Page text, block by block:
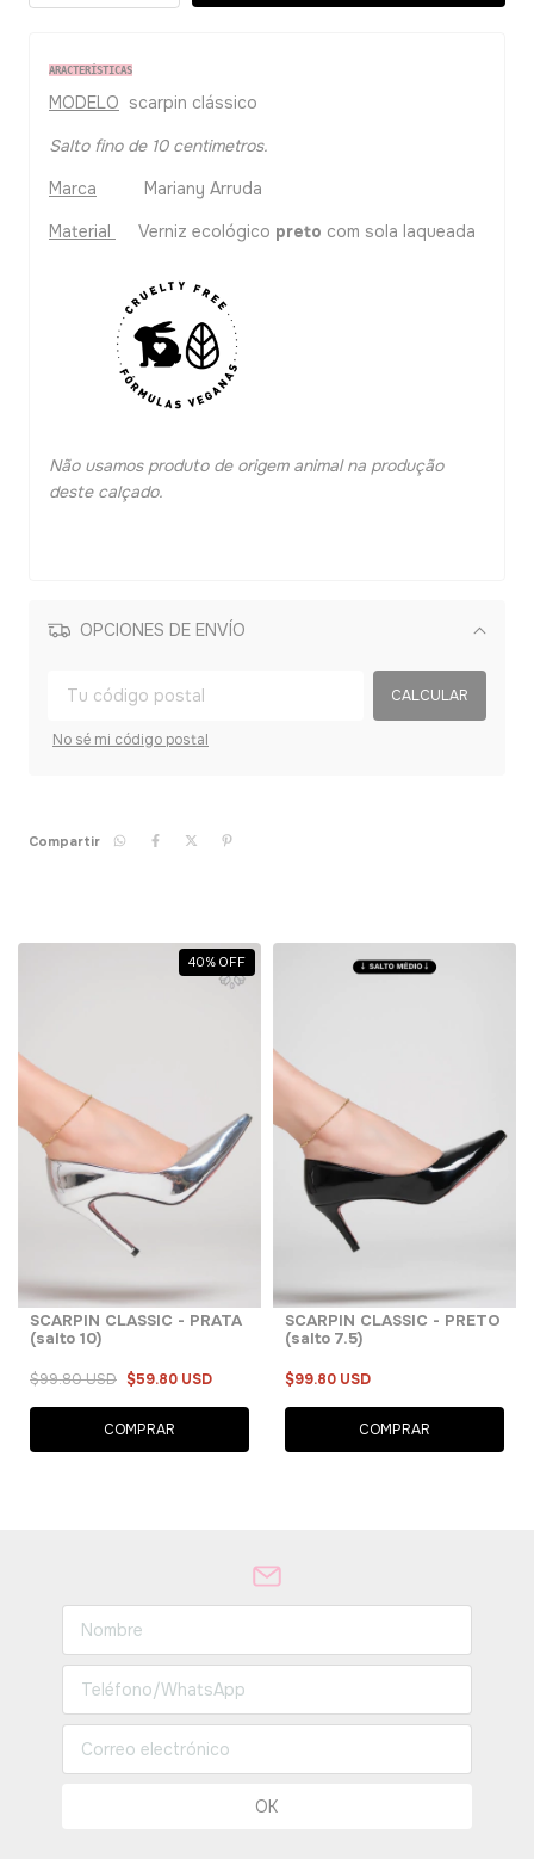
ARACTERÍSTICAS
MODELO scarpin clássico
Salto fino de 10 centimetros.
Marca Mariany Arruda
Material
Verniz ecológico preto com sola laqueada
Não usamos produto de origem animal na produção
deste calçado.
OPCIONES DE ENVÍO
Cambiar CP
CALCULAR
No sé mi código postal
Compartir
40% OFF
SCARPIN CLASSIC - PRATA
(salto 10)
$99.80 USD $59.80 USD
COMPRAR
SCARPIN CLASSIC - PRETO
(salto 7.5)
$99.80 USD
COMPRAR